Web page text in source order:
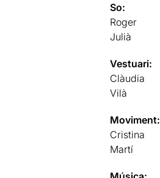
So:
Roger
Julià
Vestuari:
Clàudia
Vilà
Moviment:
Cristina
Martí